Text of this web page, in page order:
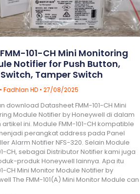
101-CH Mini Monitoring
Notifier for Push Button,
Tamper Switch
Fadhlan HD • 27/08/2025
download Datasheet FMM-101-CH Mini
Module Notifier by Honeywell di dalam
ini. Module FMM-101-CH kompatible
perangkat address pada Panel
Alarm Notifier NFS-320. Selain Module
CH, sebagai Distributor Notifier kami juga
produk Honeywell lainnya. Apa itu
CH Mini Monitor Module Notifier by
The FMM-101(A) Mini Monitor Module can